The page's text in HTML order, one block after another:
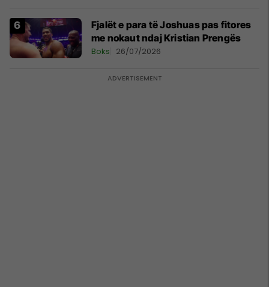
Fjalët e para të Joshuas pas fitores
me nokaut ndaj Kristian Prengës
Boks 26/07/2026